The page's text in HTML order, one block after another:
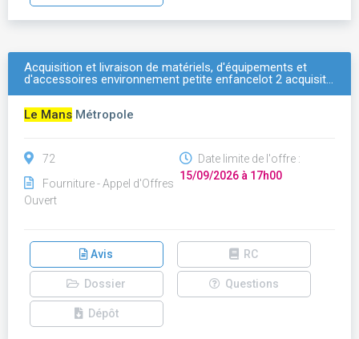
Acquisition et livraison de matériels, d'équipements et
d'accessoires environnement petite enfancelot 2 acquisit…
Le Mans Métropole
72
Fourniture - Appel d'Offres
Ouvert
Date limite de l'offre :
15/09/2026 à 17h00
Avis RC
Dossier Questions
Dépôt